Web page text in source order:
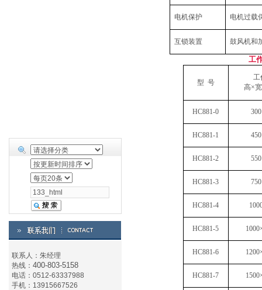
电机保护 电机过载
互锁装置 鼓风机和
工
型 号
工
高×宽
HC881-0
HC881-1
HC881-2
HC881-3
HC881-4
HC881-5
HC881-6
HC881-7
联系人：朱经理
热线： 400-803-5158
电话：0512-63337988
手机：13915667526